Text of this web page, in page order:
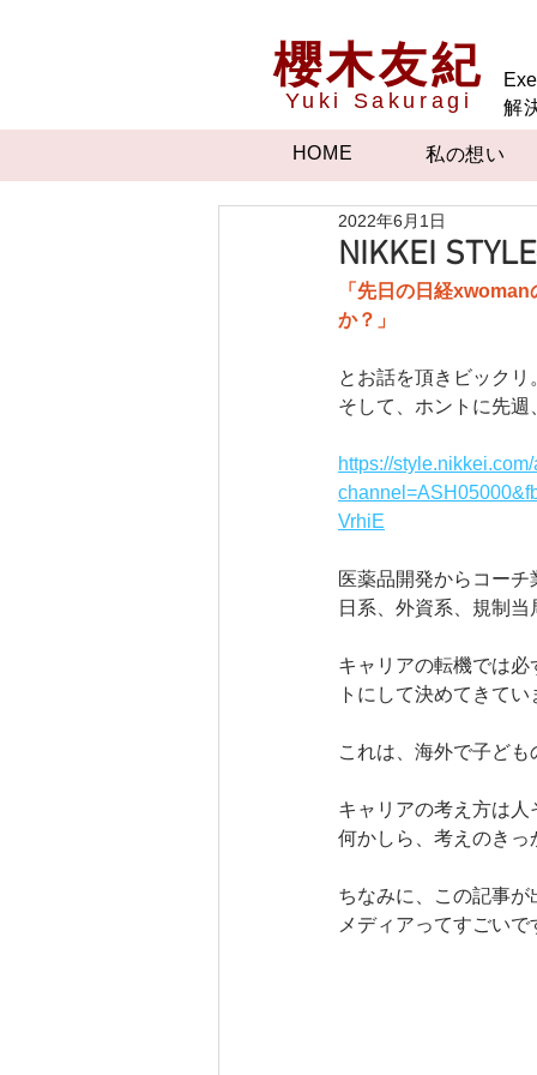
櫻木友紀
Yuki Sakuragi
解
HOME 私の想い
NIKKEI
2022年6月1日
「先日の日経
か？」
とお話を頂きビックリ
そして、ホントに先週
https://
VrhiE
医薬品開発からコーチ
日系、外資系、規制
キャリアの転機では
トにして決めてきてい
これは、海外で子ど
キャリアの考え方は人
何かしら、考えのきっ
ちなみに、この記事が
メディアってすごいで